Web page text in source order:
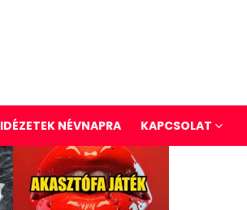
IDÉZETEK NÉVNAPRA KAPCSOLAT